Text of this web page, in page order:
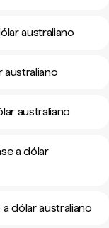
australiano
australiano
australiano
a dólar
dólar australiano